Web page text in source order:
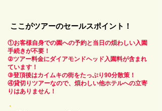
ここがツアーのセールスポイント！
①お客様自身での園への予約と当日の煩わしい入園
手続きが不要！
②ツアー料金にダイアモンドヘッド入園料が含まれ
ています！
③登頂後はカイムキの街をたっぷり90分散策！
④貸切りツアーなので、煩わしい他ホテルへの立寄
りはありません！